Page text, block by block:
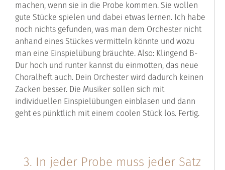
machen, wenn sie in die Probe kommen. Sie wollen
gute Stücke spielen und dabei etwas lernen. Ich habe
noch nichts gefunden, was man dem Orchester nicht
anhand eines Stückes vermitteln könnte und wozu
man eine Einspielübung bräuchte. Also: Klingend B-
Dur hoch und runter kannst du einmotten, das neue
Choralheft auch. Dein Orchester wird dadurch keinen
Zacken besser. Die Musiker sollen sich mit
individuellen Einspielübungen einblasen und dann
geht es pünktlich mit einem coolen Stück los. Fertig.
3. In jeder Probe muss jeder Satz